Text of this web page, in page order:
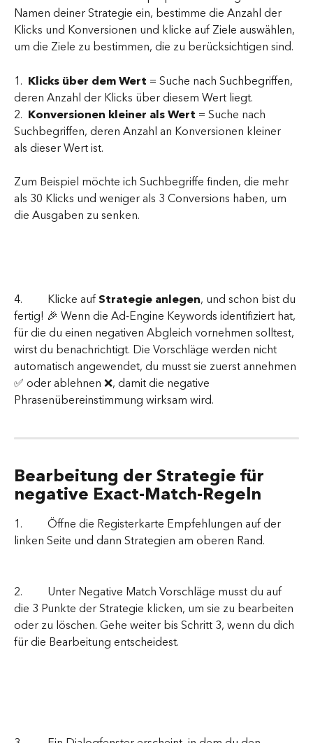
Namen deiner Strategie ein, bestimme die Anzahl der
Klicks und Konversionen und klicke auf Ziele auswählen,
um die Ziele zu bestimmen, die zu berücksichtigen sind.
1. Klicks über dem Wert = Suche nach Suchbegriffen,
deren Anzahl der Klicks über diesem Wert liegt.
2. Konversionen kleiner als Wert = Suche nach
Suchbegriffen, deren Anzahl an Konversionen kleiner
als dieser Wert ist.
Zum Beispiel möchte ich Suchbegriffe finden, die mehr
als 30 Klicks und weniger als 3 Conversions haben, um
die Ausgaben zu senken.
4.         Klicke auf Strategie anlegen, und schon bist du
fertig! 🎉 Wenn die Ad-Engine Keywords identifiziert hat,
für die du einen negativen Abgleich vornehmen solltest,
wirst du benachrichtigt. Die Vorschläge werden nicht
automatisch angewendet, du musst sie zuerst annehmen
✅ oder ablehnen ❌, damit die negative
Phrasenübereinstimmung wirksam wird.
Bearbeitung der Strategie für
negative Exact-Match-Regeln
1.         Öffne die Registerkarte Empfehlungen auf der
linken Seite und dann Strategien am oberen Rand.
2.         Unter Negative Match Vorschläge musst du auf
die 3 Punkte der Strategie klicken, um sie zu bearbeiten
oder zu löschen. Gehe weiter bis Schritt 3, wenn du dich
für die Bearbeitung entscheidest.